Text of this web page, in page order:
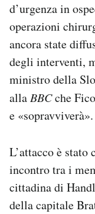
Newsletter
Notifiche
Regala il Post
Esci
d’urgenza in
operazioni
ancora state
degli interventi,
ministro della
allaBBCche
e «sopravviverà».
L’attacco è stato
incontro tra i
cittadina di
della capitale